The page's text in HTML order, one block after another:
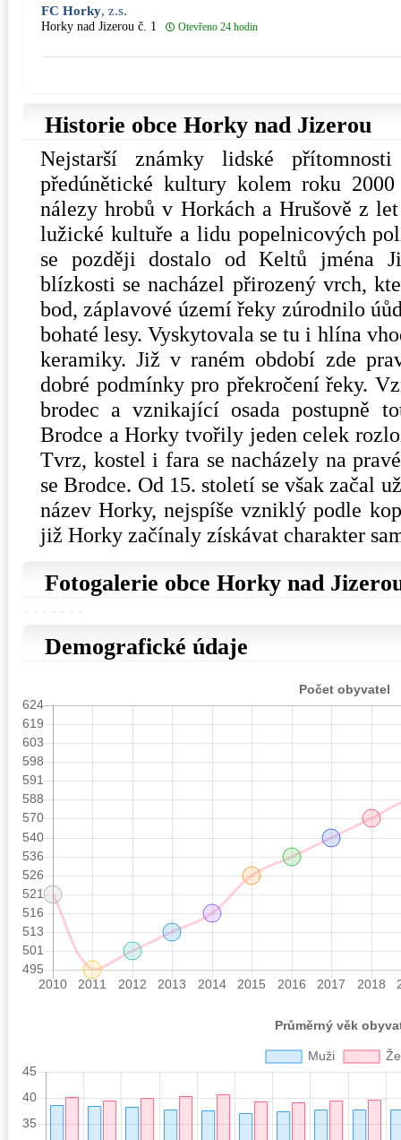
FC Horky, z.s.
Horky nad Jizerou č. 1 Otevřeno 24 hodin
Historie obce Horky nad Jizerou
Nejstarší známky lidské
předúnětické kultury kolem roku
nálezy hrobů v Horkách a Hrušově z
lužické kultuře a lidu popelnicových
se později dostalo od Keltů jména
blízkosti se nacházel přirozený vrch,
bod, záplavové území řeky zúrodnilo
bohaté lesy. Vyskytovala se tu i hlína
keramiky. Již v raném období zde
dobré podmínky pro překročení řeky.
brodec a vznikající osada postupně
Brodce a Horky tvořily jeden celek
Tvrz, kostel i fara se nacházely na
se Brodce. Od 15. století se však začal
název Horky, nejspíše vzniklý podle
již Horky začínaly získávat charakter
Fotogalerie obce Horky nad
Demografické údaje